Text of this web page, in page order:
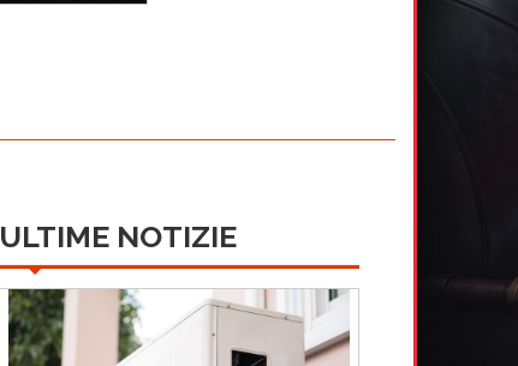
ULTIME NOTIZIE